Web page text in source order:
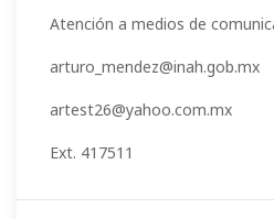
Atención a medios de
arturo_mendez@inah.gob.mx
artest26@yahoo.com.mx
Ext. 417511